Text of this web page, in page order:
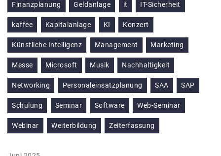
Finanzplanung Geldanlage it IT-Sicherheit
kaffee Kapitalanlage KI Konzert
Künstliche Intelligenz Management Marketing
Messe Microsoft Musik Nachhaltigkeit
Networking Personaleinsatzplanung SAA SAP
Schulung Seminar Software Web-Seminar
Webinar Weiterbildung Zeiterfassung